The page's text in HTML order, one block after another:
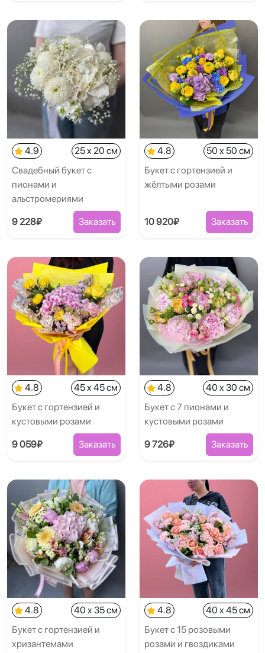
4.9
25 x 20 см
Свадебный букет с
пионами и
альстромериями
9 228₽ Заказать
4.8
50 x 50 см
Букет с гортензией и
жёлтыми розами
10 920₽ Заказать
4.8
45 x 45 см
Букет с гортензией и
кустовыми розами
9 059₽ Заказать
4.8
40 x 30 см
Букет с 7 пионами и
кустовыми розами
9 726₽ Заказать
4.8
40 x 35 см
Букет с гортензией и
хризантемами
4.8
40 x 45 см
Букет с 15 розовыми
розами и гвоздиками